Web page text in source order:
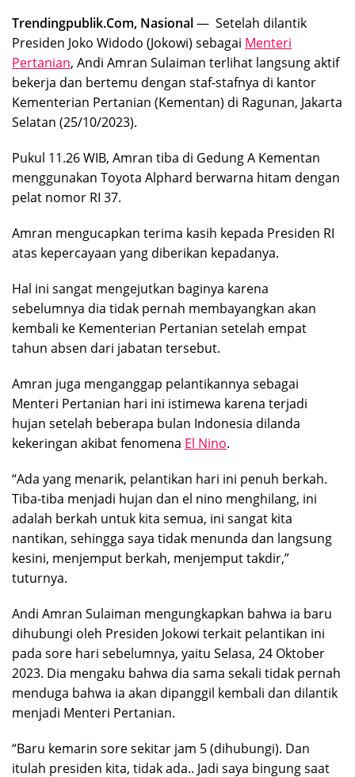
Trendingpublik.Com, Nasional— Setelah dilantik
Presiden Joko Widodo (Jokowi) sebagai Menteri
Pertanian, Andi Amran Sulaiman terlihat langsung aktif
bekerja dan bertemu dengan staf-stafnya di kantor
Kementerian Pertanian (Kementan) di Ragunan, Jakarta
Selatan (25/10/2023).
Pukul 11.26 WIB, Amran tiba di Gedung A Kementan
menggunakan Toyota Alphard berwarna hitam dengan
pelat nomor RI 37.
Amran mengucapkan terima kasih kepada Presiden RI
atas kepercayaan yang diberikan kepadanya.
Hal ini sangat mengejutkan baginya karena
sebelumnya dia tidak pernah membayangkan akan
kembali ke Kementerian Pertanian setelah empat
tahun absen dari jabatan tersebut.
Amran juga menganggap pelantikannya sebagai
Menteri Pertanian hari ini istimewa karena terjadi
hujan setelah beberapa bulan Indonesia dilanda
kekeringan akibat fenomena El Nino.
“Ada yang menarik, pelantikan hari ini penuh berkah.
Tiba-tiba menjadi hujan dan el nino menghilang, ini
adalah berkah untuk kita semua, ini sangat kita
nantikan, sehingga saya tidak menunda dan langsung
kesini, menjemput berkah, menjemput takdir,”
tuturnya.
Andi Amran Sulaiman mengungkapkan bahwa ia baru
dihubungi oleh Presiden Jokowi terkait pelantikan ini
pada sore hari sebelumnya, yaitu Selasa, 24 Oktober
2023. Dia mengaku bahwa dia sama sekali tidak pernah
menduga bahwa ia akan dipanggil kembali dan dilantik
menjadi Menteri Pertanian.
“Baru kemarin sore sekitar jam 5 (dihubungi). Dan
itulah presiden kita, tidak ada.. Jadi saya bingung saat